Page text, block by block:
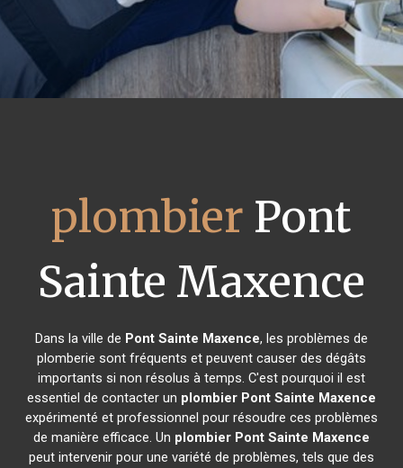
plombier Pont
Sainte Maxence
Dans la ville de Pont Sainte Maxence, les problèmes de
plomberie sont fréquents et peuvent causer des dégâts
importants si non résolus à temps. C'est pourquoi il est
essentiel de contacter un plombier Pont Sainte Maxence
expérimenté et professionnel pour résoudre ces problèmes
de manière efficace. Un plombier Pont Sainte Maxence
peut intervenir pour une variété de problèmes, tels que des